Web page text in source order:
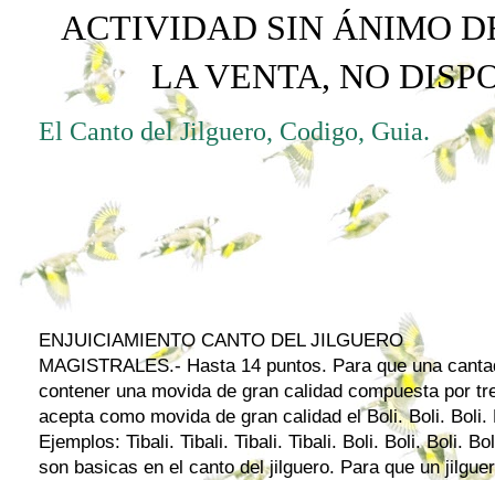
ACTIVIDAD SIN ÁNIMO
LA VENTA, NO
El Canto del Jilguero, Codigo, Guia.
ENJUICIAMIENTO CANTO DEL JILGUERO
MAGISTRALES.- Hasta 14 puntos. Para que una
contener una movida de gran calidad compuesta por
acepta como movida de gran calidad el Boli. Boli.
Ejemplos: Tibali. Tibali. Tibali. Tibali. Boli. Boli. Boli.
son basicas en el canto deljilguero. Para que un